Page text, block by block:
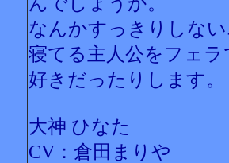
なんかすっきりしな
寝てる主人公をフェ
好きだったりします。
大神 ひなた
CV：倉田まりや